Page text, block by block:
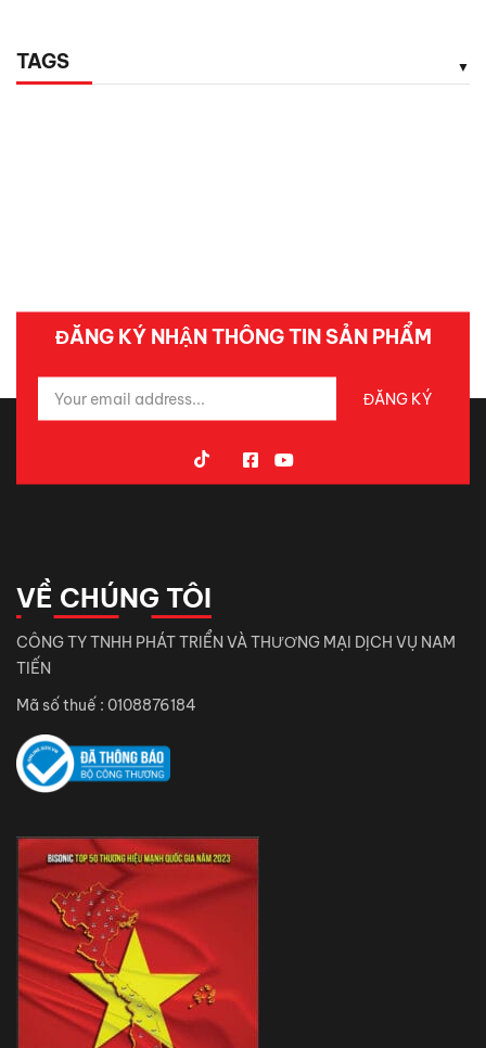
TAGS
ĐĂNG KÝ NHẬN THÔNG TIN SẢN PHẨM
VỀ CHÚNG TÔI
CÔNG TY TNHH PHÁT TRIỂN VÀ THƯƠNG MẠI DỊCH VỤ NAM
TIẾN
Mã số thuế : 0108876184